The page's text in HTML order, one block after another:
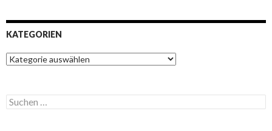
KATEGORIEN
K
a
g
o
S
u